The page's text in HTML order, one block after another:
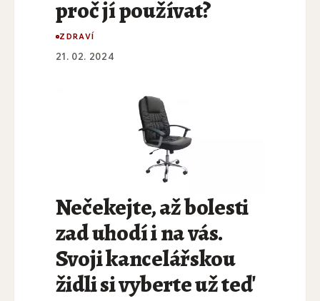
proč jí používat?
ZDRAVÍ
21. 02. 2024
Nečekejte, až bolesti
zad uhodí i na vás.
Svoji kancelářskou
židli si vyberte už teď